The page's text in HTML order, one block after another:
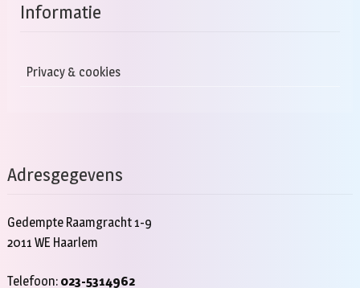
Informatie
Privacy & cookies
Adresgegevens
Gedempte Raamgracht 1-9
2011 WE Haarlem
Telefoon: 023-5314962